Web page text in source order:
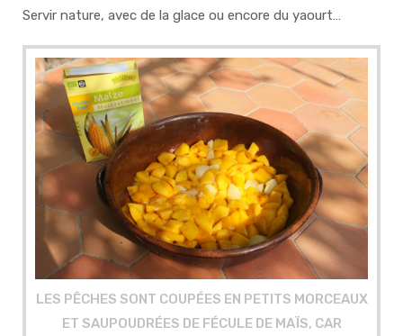
Servir nature, avec de la glace ou encore du yaourt…
LES PÊCHES SONT COUPÉES EN PETITS MORCEAUX
ET SAUPOUDRÉES DE FÉCULE DE MAÏS, CAR